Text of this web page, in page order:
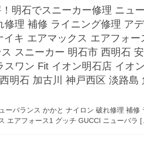
明石でスニーカー修理 ニュ
修理 補修 ライニング修理 ア
イキ エアマックス エアフォ
スニーカー 明石市 西明石
スワン Fit イオン明石店 イオ
明石 加古川 神戸西区 淡路島
ーバランス かかと ナイロン 破れ修理 補
エアフォース1 グッチ GUCCI ニューバラ